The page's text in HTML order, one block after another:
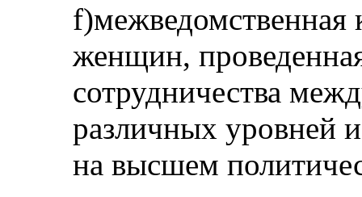
f)межведомственная
женщин,
сотрудничества
различных уровней
на высшем